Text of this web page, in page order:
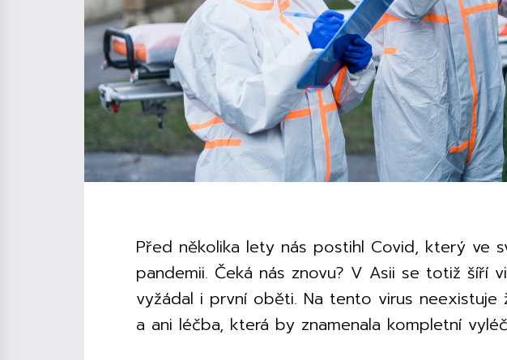
Před několika lety nás postihl Covid, který ve
pandemii. Čeká nás znovu? V Asii se totiž šíří
vyžádal i první oběti. Na tento virus neexistuje
a ani léčba, která by znamenala kompletní